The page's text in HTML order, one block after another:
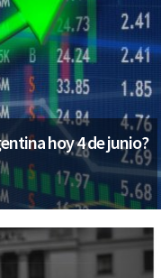
hoy 4 de junio?